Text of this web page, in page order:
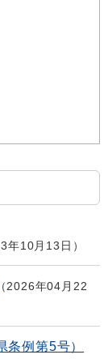
年10月13日
2026年04月22
例第5号）